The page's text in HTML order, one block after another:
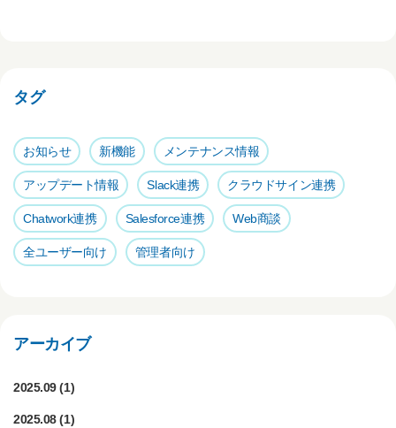
b
o
k
タグ
お知らせ 新機能 メンテナンス情報
アップデート情報 Slack連携 クラウドサイン連携
Chatwork連携 Salesforce連携 Web商談
全ユーザー向け 管理者向け
アーカイブ
2025.09(1)
2025.08(1)